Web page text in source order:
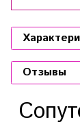
Отзывы